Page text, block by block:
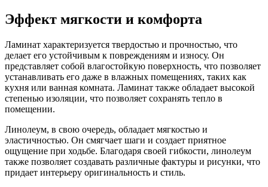
Эффект мягкости и комфорта
Ламинат характеризуется твердостью и прочностью, что
делает его устойчивым к повреждениям и износу. Он
представляет собой влагостойкую поверхность, что позволяет
устанавливать его даже в влажных помещениях, таких как
кухня или ванная комната. Ламинат также обладает высокой
степенью изоляции, что позволяет сохранять тепло в
помещении.
Линолеум, в свою очередь, обладает мягкостью и
эластичностью. Он смягчает шаги и создает приятное
ощущение при ходьбе. Благодаря своей гибкости, линолеум
также позволяет создавать различные фактуры и рисунки, что
придает интерьеру оригинальность и стиль.